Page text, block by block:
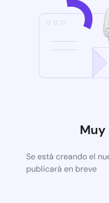
Se está creando el
publicará en breve